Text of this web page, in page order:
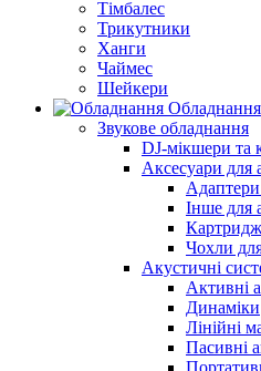
Тімбалес
Трикутники
Ханги
Чаймес
Шейкери
Обладнання
Звукове обладнання
DJ-мікшери та
Аксесуари для
Адаптери
Інше для
Чохли
Акустичні
Активні
Динаміки
Лінійні
Пасивні